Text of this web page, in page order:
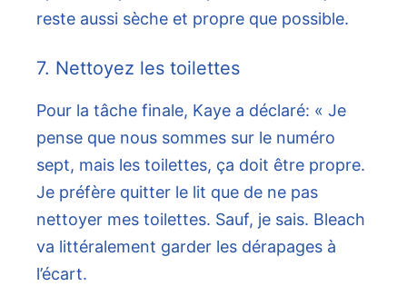
reste aussi sèche et propre que possible.
7. Nettoyez les toilettes
Pour la tâche finale, Kaye a déclaré: « Je
pense que nous sommes sur le numéro
sept, mais les toilettes, ça doit être propre.
Je préfère quitter le lit que de ne pas
nettoyer mes toilettes. Sauf, je sais. Bleach
va littéralement garder les dérapages à
l’écart.